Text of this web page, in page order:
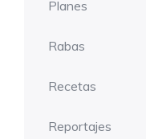
Planes
Rabas
Recetas
Reportajes